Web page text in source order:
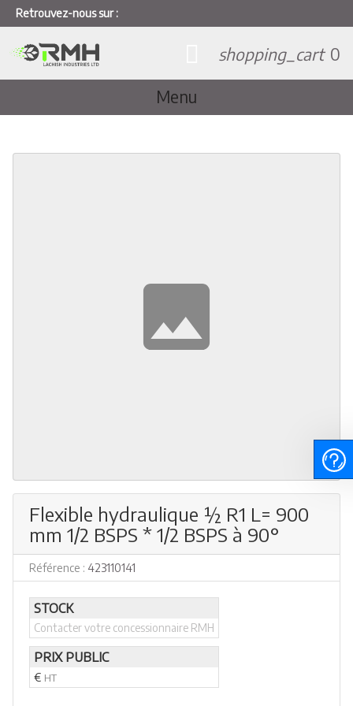
Retrouvez-nous sur :
Menu
shopping_cart 0
Flexible hydraulique ½ R1 L= 900
mm 1/2 BSPS * 1/2 BSPS à 90°
Référence : 423110141
STOCK
Contacter votre concessionnaire RMH
PRIX PUBLIC
€ HT